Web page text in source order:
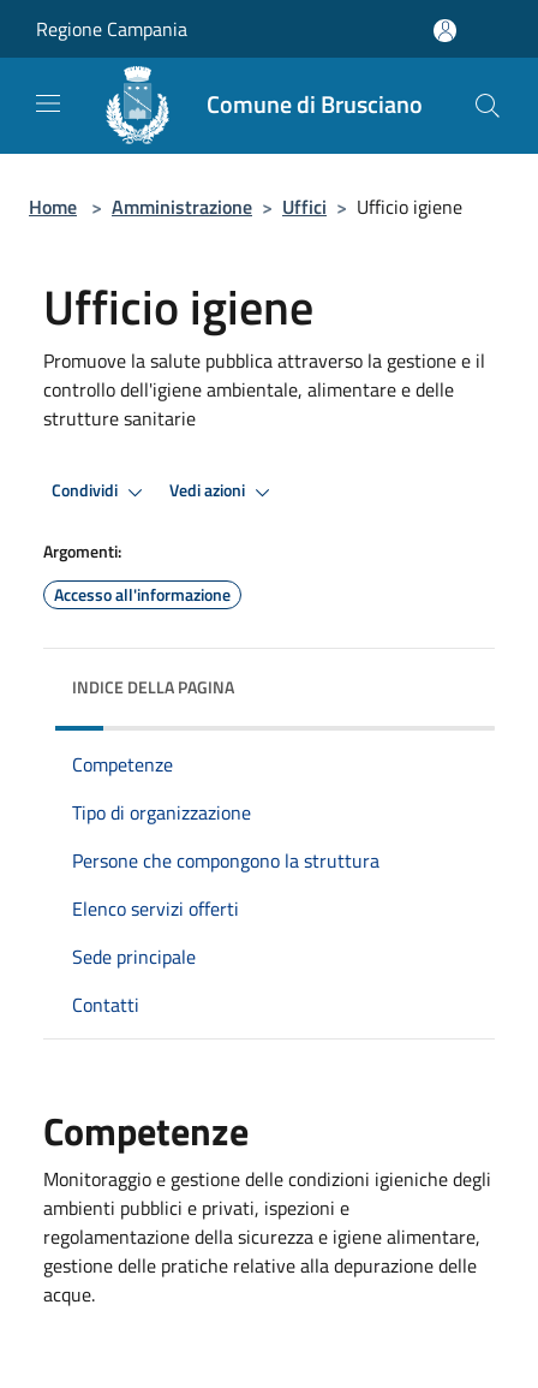
Regione Campania
Comune di Brusciano
Home > Amministrazione > Uffici > Ufficio igiene
Ufficio igiene
Promuove la salute pubblica attraverso la gestione e il
controllo dell'igiene ambientale, alimentare e delle
strutture sanitarie
Condividi Vedi azioni
Argomenti:
Accesso all'informazione
INDICE DELLA PAGINA
Competenze
Tipo di organizzazione
Persone che compongono la struttura
Elenco servizi offerti
Sede principale
Contatti
Competenze
Monitoraggio e gestione delle condizioni igieniche degli
ambienti pubblici e privati, ispezioni e
regolamentazione della sicurezza e igiene alimentare,
gestione delle pratiche relative alla depurazione delle
acque.